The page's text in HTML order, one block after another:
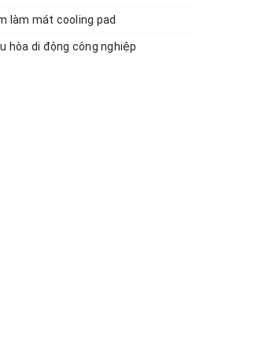
làm mát cooling pad
hòa di động công nghiệp